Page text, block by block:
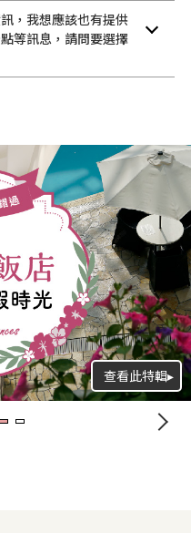
，我想應該也有提供
等訊息，請問要選擇